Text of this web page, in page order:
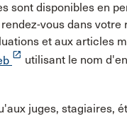
sont disponibles en
vous dans votre
et aux articles
launch utilisant le nom
juges, stagiaires,